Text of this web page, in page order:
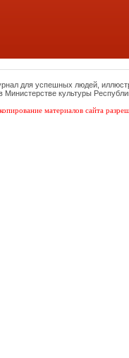
для успешных людей,
Министерстве культуры
материалов сайта